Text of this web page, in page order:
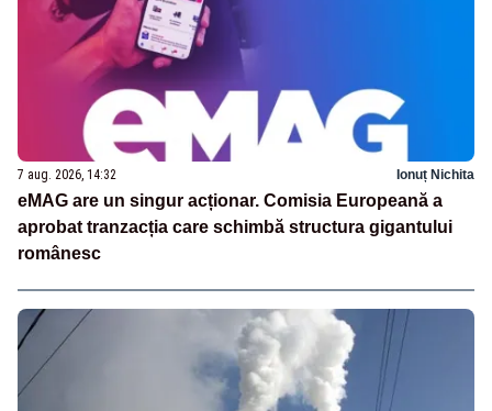
7 aug. 2026, 14:32 Ionuț Nichita
eMAG are un singur acționar. Comisia Europeană a
aprobat tranzacția care schimbă structura gigantului
românesc